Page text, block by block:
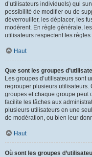
d’utilisateurs individuels) qui
possibilité de modifier ou de
déverrouiller, les déplacer, les
modèrent. En règle générale,
utilisateurs respectent les
Haut
Que sont les groupes
Les groupes d’utilisateurs sont
regrouper plusieurs
groupes et chaque groupe peut
facilite les tâches aux
plusieurs utilisateurs en une
de modération, ou bien leur
Haut
Où sont les groupes